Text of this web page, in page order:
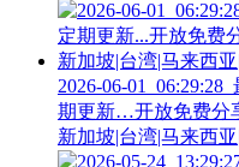
2026-06-
期更新…开放免费分
新加坡|台湾|马来西